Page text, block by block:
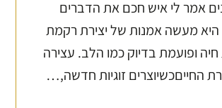
אמר לי איש חכם את הדברים
מעשה אמנות של יצירת רקמת
ופועמת בדיוק כמו הלב. עצירה
החייםכשיוצרים זוגיות חדשה,…